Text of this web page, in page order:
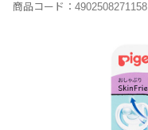
商品コード： 4902508271158